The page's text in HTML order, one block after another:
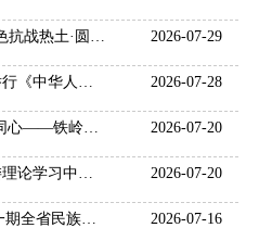
地方动态 | 辽聊共同体“红色抗战热土·圆梦聚力同心”宣讲活动走进鞍山 2026-07-29
地方动态 | 鞍山市岫岩县举行《中华人民共和国民族团结进步促进法》专题... 2026-07-28
地方动态 | 法治护航·铁岭同心——铁岭市扎实推进民族团结进步促进法学... 2026-07-20
地方动态 | 阜新市召开市委理论学习中心组（扩大）学习会议 专题学习《... 2026-07-20
省民族和宗教委举办第十一期全省民族和宗教工作干部培训班 2026-07-16